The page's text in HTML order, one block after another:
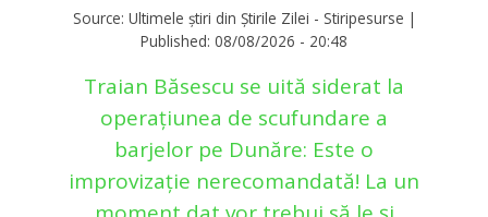
Source: Ultimele știri din Știrile Zilei - Stiripesurse |
Published: 08/08/2026 - 20:48
Traian Băsescu se uită siderat la
operațiunea de scufundare a
barjelor pe Dunăre: Este o
improvizație nerecomandată! La un